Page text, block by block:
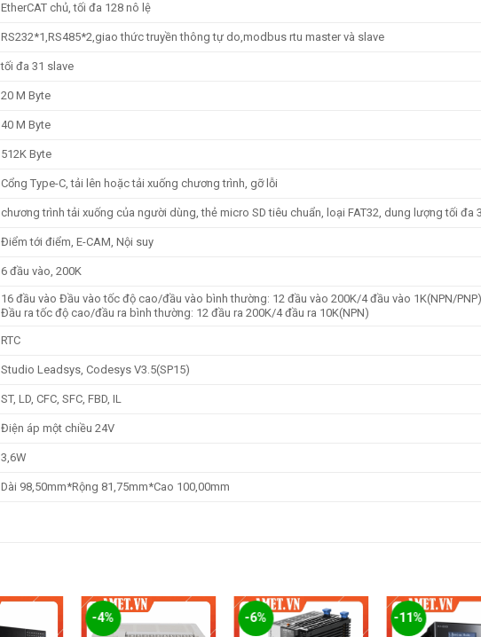
EtherCAT chủ, tối đa 128 nô lệ
RS232*1,RS485*2,giao thức truyền thông tự do,modbus rtu master và slave
tối đa 31 slave
20 M Byte
40 M Byte
512K Byte
Cổng Type-C, tải lên hoặc tải xuống chương trình, gỡ lỗi
chương trình tải xuống của người dùng, thẻ micro SD tiêu chuẩn, loại FAT32, dung lượng tối đa
Điểm tới điểm, E-CAM, Nội suy
6 đầu vào, 200K
16 đầu vào Đầu vào tốc độ cao/đầu vào bình thường: 12 đầu vào 200K/4 đầu vào 1K(NPN/PNP)
Đầu ra tốc độ cao/đầu ra bình thường: 12 đầu ra 200K/4 đầu ra 10K(NPN)
RTC
Studio Leadsys, Codesys V3.5(SP15)
ST, LD, CFC, SFC, FBD, IL
Điện áp một chiều 24V
3,6W
Dài 98,50mm*Rộng 81,75mm*Cao 100,00mm
-4% -6% -11%